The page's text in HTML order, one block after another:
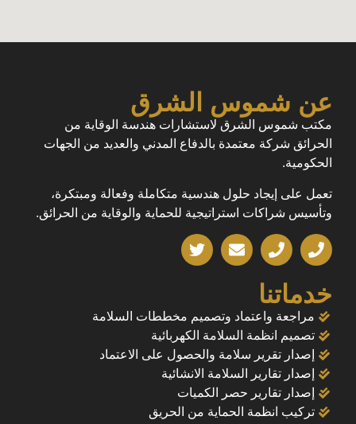
عن شموس الشرق
مكتب شموس الشرق لاستشارات هندسة الوقاية من
الحرائق شركة معتمدة بالدفاع المدني والعديد من الجهات
الحكومية.
تعمل على إيجاد حلول هندسية متكاملة وفعالة ومبتكرة،
وتأسيس شراكات استراتيجية للحماية والوقاية من الحرائق.
خدماتنا
مراجعة واعتماد وتصميم مخططات السلامة
تصميم انظمة السلامة الكهربائية
إصدار تقرير سلامة والحصول على الاعتماد
إصدار تقارير السلامة الانشائية
إصدار تقارير حصر الكميات
تركيب انظمة الحماية من الحريق